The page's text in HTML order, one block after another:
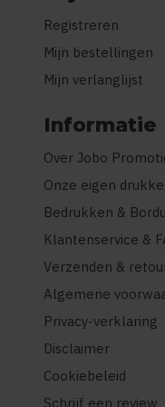
Registreren
Mijn bestellingen
Mijn verlanglijst
Informatie
Over Jobo
Onze eigen
Bedrukken &
Klantenservice &
Verzenden &
Algemene
Privacy-verklaring
Disclaimer
Cookiebeleid
Schrijf een review